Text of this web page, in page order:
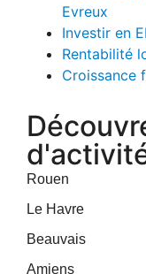
Evreux
Investir en
Rentabilité
Croissance
Rouen
Le Havre
Beauvais
Amiens